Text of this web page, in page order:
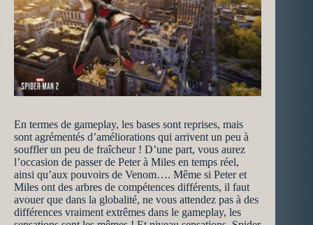
En termes de gameplay, les bases sont reprises, mais
sont agrémentés d’améliorations qui arrivent un peu à
souffler un peu de fraîcheur ! D’une part, vous aurez
l’occasion de passer de Peter à Miles en temps réel,
ainsi qu’aux pouvoirs de Venom…. Même si Peter et
Miles ont des arbres de compétences différents, il faut
avouer que dans la globalité, ne vous attendez pas à des
différences vraiment extrêmes dans le gameplay, les